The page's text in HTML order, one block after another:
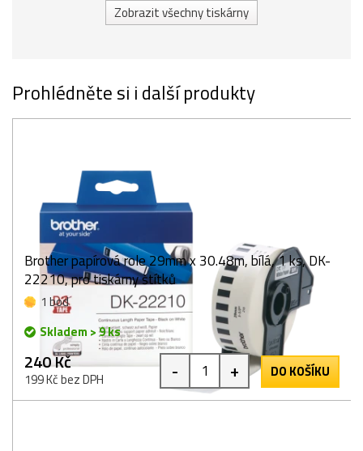
Zobrazit všechny tiskárny
Prohlédněte si i další produkty
Brother papírová role 29mm x 30.48m, bílá, 1 ks, DK-
22210, pro tiskárny štítků
1 bod
Skladem > 9 ks
240 Kč
199 Kč bez DPH - + DO KOŠÍKU